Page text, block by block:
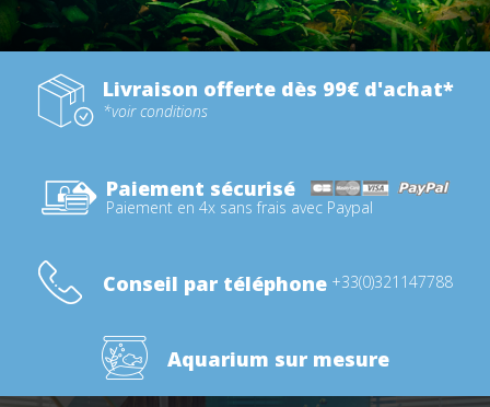
Livraison offerte dès 99€ d'achat*
*voir conditions
Paiement sécurisé
Paiement en 4x sans frais avec Paypal
Conseil par téléphone +33(0)321147788
Aquarium sur mesure